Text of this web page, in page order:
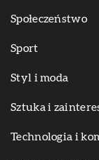
Społeczeństwo
Sport
Styl i moda
Sztuka i
Technologia i